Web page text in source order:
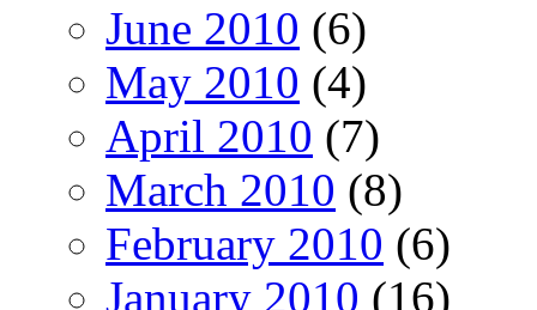
June 2010 (6)
May 2010 (4)
April 2010 (7)
March 2010 (8)
February 2010 (6)
January 2010 (16)